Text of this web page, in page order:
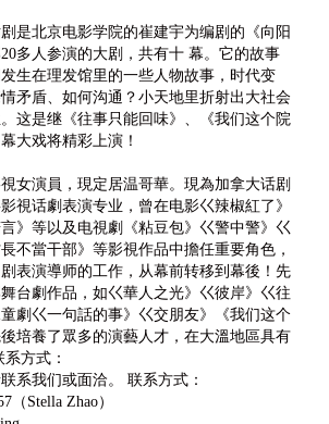
是北京电影学院的崔建宇为编剧的《向阳
多人参演的大剧，共有十 幕。它的故事
生在理发馆里的一些人物故事，时代变
矛盾、如何沟通？小天地里折射出大社会
这是继《往事只能回味》、《我们这个院
大戏将精彩上演！
女演員，現定居温哥華。現為加拿大话剧
視话劇表演专业，曾在电影巜辣椒紅了》
》等以及电視劇《粘豆包》巜警中警》巜
不當干部》等影視作品中擔任重要角色，
表演導师的工作，从幕前转移到幕後！先
台劇作品，如巜華人之光》巜彼岸》巜往
劇巜一句話的事》巜交朋友》《我们这个
培養了眾多的演藝人才，在大溫地區具有
方式：
系我们或面洽。 联系方式：
（Stella Zhao）